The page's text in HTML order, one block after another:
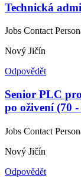
Technická
Jobs Contact
Nový Jičín
Odpovědět
Senior PLC
po oživení (70
Jobs Contact
Nový Jičín
Odpovědět